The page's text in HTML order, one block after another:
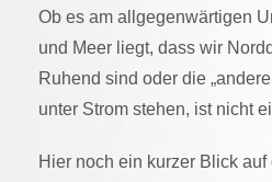
Ob es am allgegenwärtigen
und Meer liegt, dass wir
Ruhend sind oder die
unter Strom stehen, ist nicht
Hier noch ein kurzer Blick auf